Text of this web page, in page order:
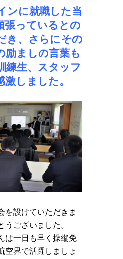
ンに就職した当
張っているとの
き、さらにその
励ましの言葉も
練生、スタッフ
しました。
を設けていただきま
うございました。
は一日も早く操縦免
空界で活躍しましょ